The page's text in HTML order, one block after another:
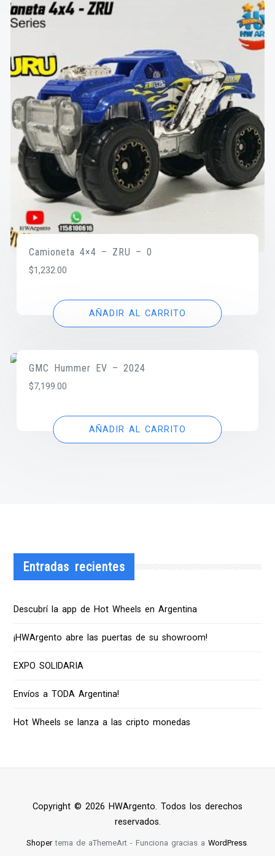
Camioneta 4×4 – ZRU – 0
$1,232.00
AÑADIR AL CARRITO
GMC Hummer EV – 2024
$7,199.00
AÑADIR AL CARRITO
Entradas recientes
Descubrí la app de Hot Wheels en Argentina
¡HWArgento abre las puertas de su showroom!
EXPO SOLIDARIA
Envíos a TODA Argentina!
Hot Wheels se lanza a las cripto monedas
Copyright © 2026 HWArgento. Todos los derechos
reservados.
Shopertema de aThemeArt - Funciona gracias a WordPress